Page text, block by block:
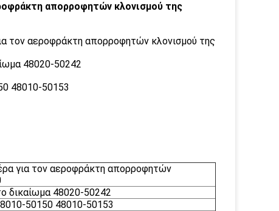
απορροφητών κλονισμού της
τον αεροφράκτη απορροφητών κλονισμού της
48020-50242
48010-50153
για τον αεροφράκτη απορροφητών
δικαίωμα 48020-50242
50150 48010-50153